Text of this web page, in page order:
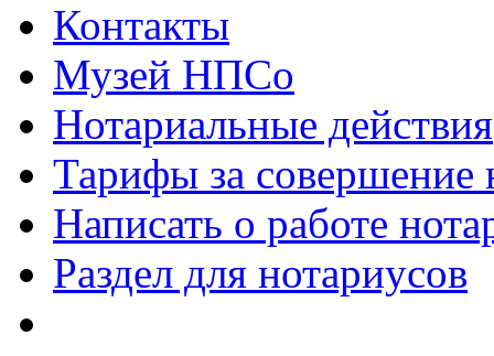
Контакты
Музей НПСо
Нотариальные действия
Тарифы за совершение
Написать о работе
Раздел для нотариусов